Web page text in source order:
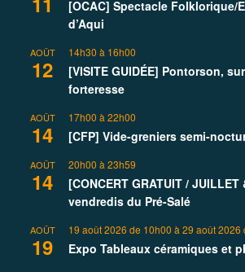
[OCAC] Spectacle Folklorique/
d’Aqui
AOÛT
12
14h30 à 16h00
[VISITE GUIDÉE] Pontorson,
forteresse
AOÛT
14
17h00 à 22h00
[CFP] Vide-greniers semi-
AOÛT
14
20h00 à 23h59
[CONCERT GRATUIT /
vendredis du Pré-Salé
AOÛT
19
19 août 2026 de 10h00 à 29 août 2026
Expo Tableaux céramiques et